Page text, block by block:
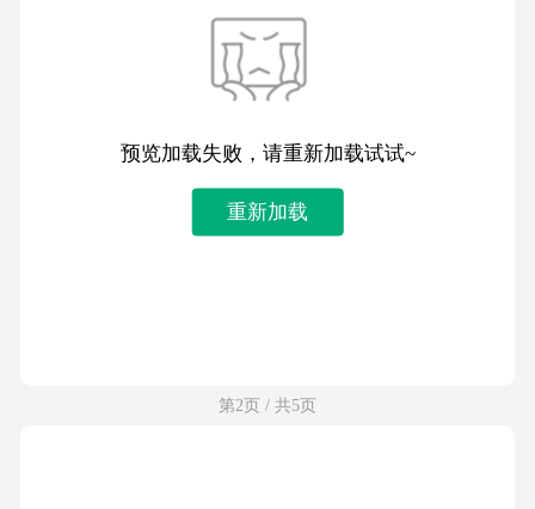
预览加载失败，请重新加载试试~
重新加载
第2页 / 共5页